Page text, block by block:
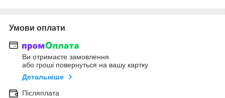
Умови оплати
Ви отримаєте замовлення
або гроші повернуться на вашу картку
Детальніше
Післяплата